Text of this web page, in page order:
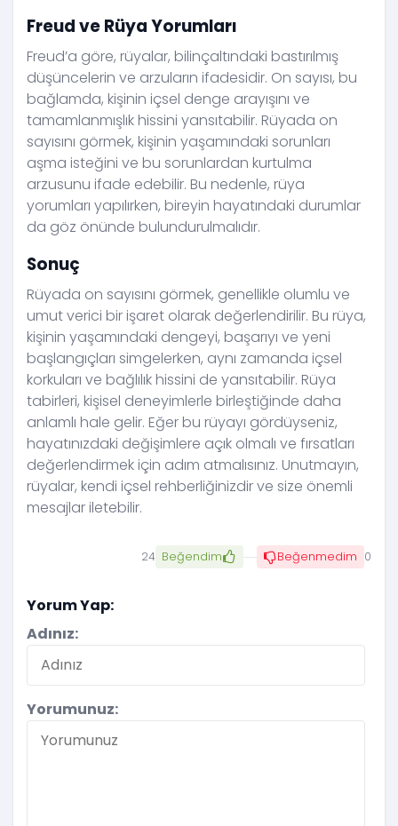
Freud ve Rüya Yorumları
Freud’a göre, rüyalar, bilinçaltındaki bastırılmış
düşüncelerin ve arzuların ifadesidir. On sayısı, bu
bağlamda, kişinin içsel denge arayışını ve
tamamlanmışlık hissini yansıtabilir. Rüyada on
sayısını görmek, kişinin yaşamındaki sorunları
aşma isteğini ve bu sorunlardan kurtulma
arzusunu ifade edebilir. Bu nedenle, rüya
yorumları yapılırken, bireyin hayatındaki durumlar
da göz önünde bulundurulmalıdır.
Sonuç
Rüyada on sayısını görmek, genellikle olumlu ve
umut verici bir işaret olarak değerlendirilir. Bu rüya,
kişinin yaşamındaki dengeyi, başarıyı ve yeni
başlangıçları simgelerken, aynı zamanda içsel
korkuları ve bağlılık hissini de yansıtabilir. Rüya
tabirleri, kişisel deneyimlerle birleştiğinde daha
anlamlı hale gelir. Eğer bu rüyayı gördüyseniz,
hayatınızdaki değişimlere açık olmalı ve fırsatları
değerlendirmek için adım atmalısınız. Unutmayın,
rüyalar, kendi içsel rehberliğinizdir ve size önemli
mesajlar iletebilir.
24 Beğendim Beğenmedim 0
Yorum Yap:
Adınız:
Yorumunuz: